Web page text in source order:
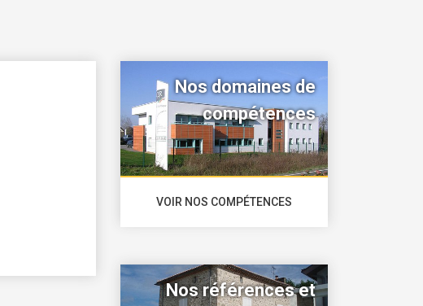
Nos domaines de
compétences
VOIR NOS COMPÉTENCES
Nos références et